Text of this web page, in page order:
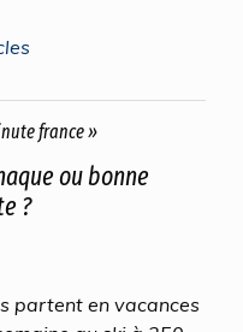
france »
ou bonne
?
partent en vacances